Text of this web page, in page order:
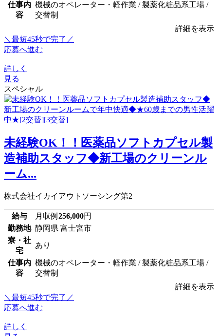
仕事内
容
機械のオペレーター・軽作業 / 製薬化粧品系工場 /
交替制
詳細を表示
＼最短45秒で完了／
応募へ進む
詳しく
見る
スペシャル
未経験OK！！医薬品ソフトカプセル製
造補助スタッフ◆新工場のクリーンル
ーム...
株式会社イカイアウトソーシング第2
給与 月収例 256,000円
勤務地 静岡県 富士宮市
寮・社
宅
あり
仕事内
容
機械のオペレーター・軽作業 / 製薬化粧品系工場 /
交替制
詳細を表示
＼最短45秒で完了／
応募へ進む
詳しく